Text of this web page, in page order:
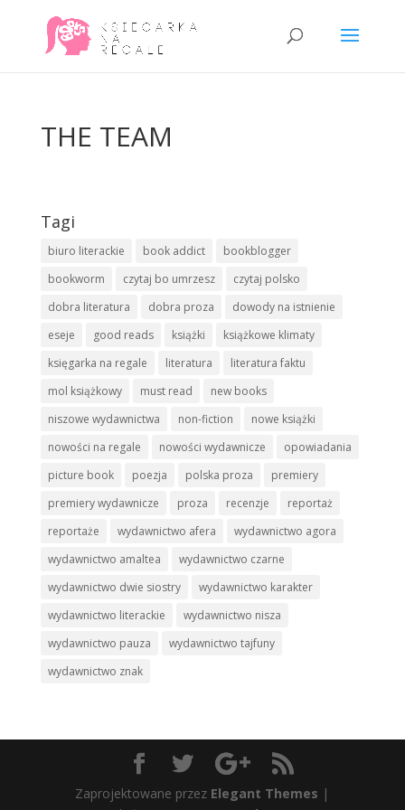
THE TEAM
Tagi
biuro literackie book addict
bookblogger
bookworm
czytaj bo umrzesz
czytaj polsko
dobra literatura
dobra proza
dowody na istnienie
eseje
good reads książki
książkowe klimaty
księgarka na regale
literatura
literatura faktu
mol książkowy
must read
new books
niszowe wydawnictwa
non-fiction
nowe książki
nowości na regale
nowości wydawnicze
opowiadania
picture book
poezja polska proza
premiery
premiery wydawnicze
proza recenzje
reportaż
reportaże
wydawnictwo afera
wydawnictwo agora
wydawnictwo amaltea
wydawnictwo czarne
wydawnictwo dwie siostry
wydawnictwo karakter
wydawnictwo literackie
wydawnictwo nisza
wydawnictwo pauza
wydawnictwo tajfuny
wydawnictwo znak
Zaprojektowane przez Elegant Themes |